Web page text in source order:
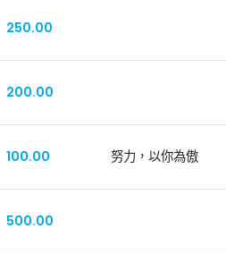
250.00
200.00
100.00 努力，以你為傲
500.00